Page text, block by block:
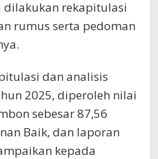
dilakukan rekapitulasi
rumus serta pedoman
dan analisis
2025, diperoleh nilai
sebesar 87,56
Baik, dan laporan
kepada